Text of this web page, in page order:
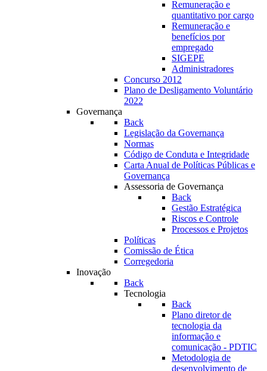
Remuneração e
quantitativo por cargo
Remuneração e
benefícios por
empregado
SIGEPE
Administradores
Concurso 2012
Plano de Desligamento Voluntário
2022
Governança
Back
Legislação da Governança
Normas
Código de Conduta e Integridade
Carta Anual de Políticas Públicas e
Governança
Assessoria de Governança
Back
Gestão Estratégica
Riscos e Controle
Processos e Projetos
Políticas
Comissão de Ética
Corregedoria
Inovação
Back
Tecnologia
Back
Plano diretor de
tecnologia da
informação e
comunicação - PDTIC
Metodologia de
desenvolvimento de